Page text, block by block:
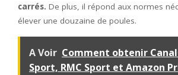
carrés. De plus, il répond aux normes
élever une douzaine de poules.
A Voir Comment obtenir
Sport, RMC Sport et Amazon